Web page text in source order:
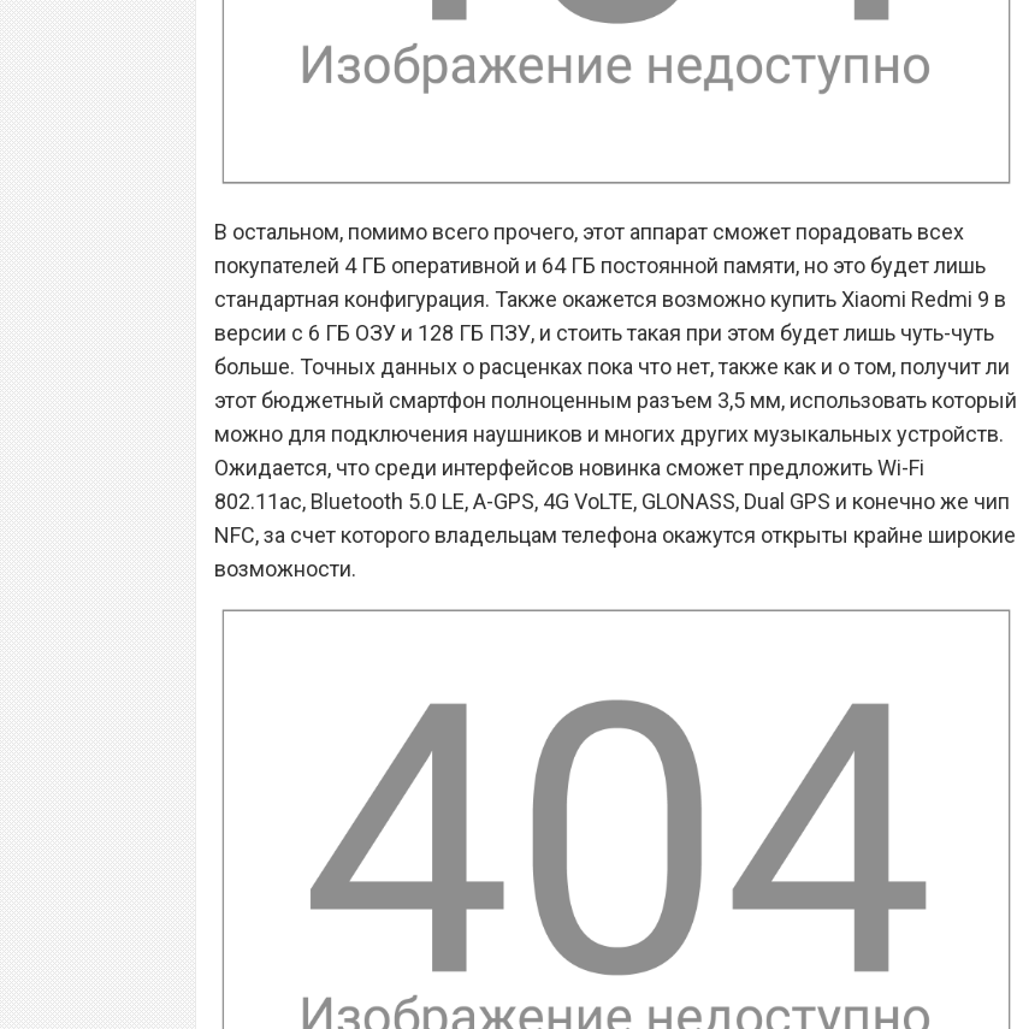
В остальном, помимо всего прочего, этот аппарат сможет порадовать всех
покупателей 4 ГБ оперативной и 64 ГБ постоянной памяти, но это будет лишь
стандартная конфигурация. Также окажется возможно купить Xiaomi Redmi 9 в
версии с 6 ГБ ОЗУ и 128 ГБ ПЗУ, и стоить такая при этом будет лишь чуть-чуть
больше. Точных данных о расценках пока что нет, также как и о том, получит ли
этот бюджетный смартфон полноценным разъем 3,5 мм, использовать который
можно для подключения наушников и многих других музыкальных устройств.
Ожидается, что среди интерфейсов новинка сможет предложить Wi-Fi
802.11ac, Bluetooth 5.0 LE, A-GPS, 4G VoLTE, GLONASS, Dual GPS и конечно же чип
NFC, за счет которого владельцам телефона окажутся открыты крайне широкие
возможности.